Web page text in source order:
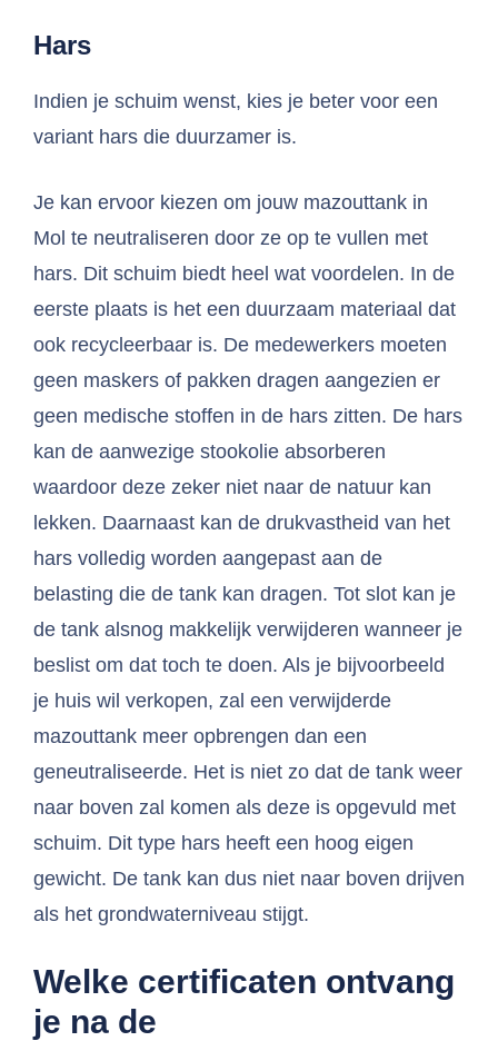
Hars
Indien je schuim wenst, kies je beter voor een
variant hars die duurzamer is.
Je kan ervoor kiezen om jouw mazouttank in
Mol te neutraliseren door ze op te vullen met
hars. Dit schuim biedt heel wat voordelen. In de
eerste plaats is het een duurzaam materiaal dat
ook recycleerbaar is. De medewerkers moeten
geen maskers of pakken dragen aangezien er
geen medische stoffen in de hars zitten. De hars
kan de aanwezige stookolie absorberen
waardoor deze zeker niet naar de natuur kan
lekken. Daarnaast kan de drukvastheid van het
hars volledig worden aangepast aan de
belasting die de tank kan dragen. Tot slot kan je
de tank alsnog makkelijk verwijderen wanneer je
beslist om dat toch te doen. Als je bijvoorbeeld
je huis wil verkopen, zal een verwijderde
mazouttank meer opbrengen dan een
geneutraliseerde. Het is niet zo dat de tank weer
naar boven zal komen als deze is opgevuld met
schuim. Dit type hars heeft een hoog eigen
gewicht. De tank kan dus niet naar boven drijven
als het grondwaterniveau stijgt.
Welke certificaten ontvang
je na de